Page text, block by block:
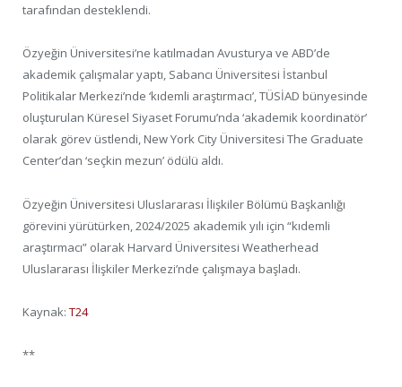
tarafından desteklendi.
Özyeğin Üniversitesi’ne katılmadan Avusturya ve ABD’de
akademik çalışmalar yaptı, Sabancı Üniversitesi İstanbul
Politikalar Merkezi’nde ‘kıdemli araştırmacı’, TÜSİAD bünyesinde
oluşturulan Küresel Siyaset Forumu’nda ‘akademik koordinatör’
olarak görev üstlendi, New York City Üniversitesi The Graduate
Center’dan ‘seçkin mezun’ ödülü aldı.
Özyeğin Üniversitesi Uluslararası İlişkiler Bölümü Başkanlığı
görevini yürütürken, 2024/2025 akademik yılı için “kıdemli
araştırmacı” olarak Harvard Üniversitesi Weatherhead
Uluslararası İlişkiler Merkezi’nde çalışmaya başladı.
Kaynak: T24
**